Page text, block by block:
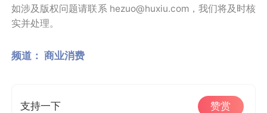
如涉及版权问题请联系 hezuo@huxiu.com，我们将及时核
实并处理。
频道： 商业消费
支持一下 赞赏